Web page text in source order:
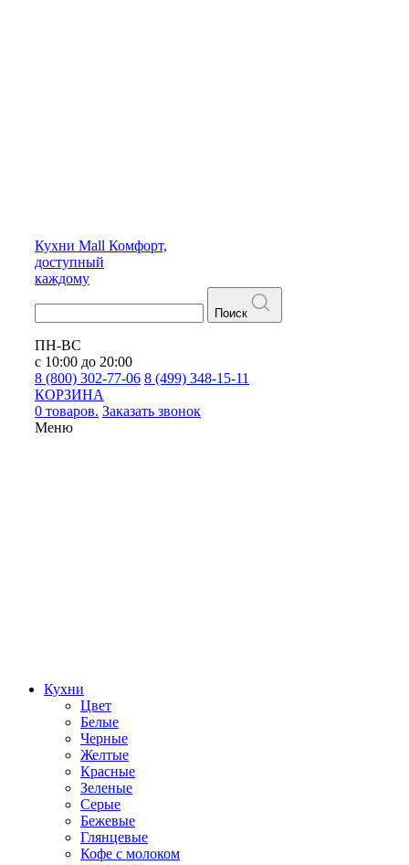
Кухни Mall Комфорт,
доступный
каждому
Поиск
ПН-ВС
с 10:00 до 20:00
8 (800) 302-77-06 8 (499) 348-15-11
КОРЗИНА
0 товаров. Заказать звонок
Меню
Кухни
Цвет
Белые
Черные
Желтые
Красные
Зеленые
Серые
Бежевые
Глянцевые
Кофе с молоком